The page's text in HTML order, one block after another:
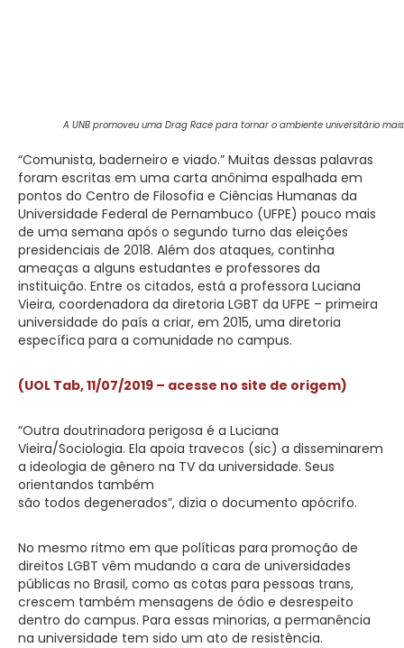
A UNB promoveu uma Drag Race para tornar o ambiente universitário
“Comunista, baderneiro e viado.” Muitas dessas palavras
foram escritas em uma carta anônima espalhada em
pontos do Centro de Filosofia e Ciências Humanas da
Universidade Federal de Pernambuco (UFPE) pouco mais
de uma semana após o segundo turno das eleições
presidenciais de 2018. Além dos ataques, continha
ameaças a alguns estudantes e professores da
instituição. Entre os citados, está a professora Luciana
Vieira, coordenadora da diretoria LGBT da UFPE – primeira
universidade do país a criar, em 2015, uma diretoria
específica para a comunidade no campus.
(UOL Tab, 11/07/2019 – acesse no site de origem)
“Outra doutrinadora perigosa é a Luciana
Vieira/Sociologia. Ela apoia travecos (sic) a disseminarem
a ideologia de gênero na TV da universidade. Seus
orientandos também
são todos degenerados”, dizia o documento apócrifo.
No mesmo ritmo em que políticas para promoção de
direitos LGBT vêm mudando a cara de universidades
públicas no Brasil, como as cotas para pessoas trans,
crescem também mensagens de ódio e desrespeito
dentro do campus. Para essas minorias, a permanência
na universidade tem sido um ato de resistência.